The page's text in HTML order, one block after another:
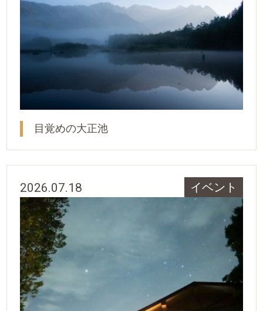
目覚めの大正池
2026.07.18 イベント